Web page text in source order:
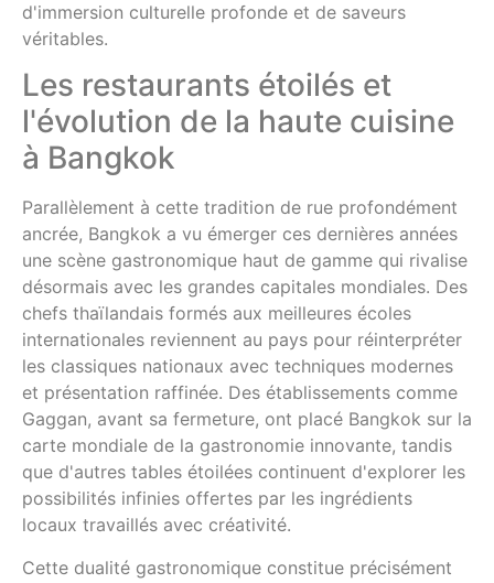
d'immersion culturelle profonde et de saveurs
véritables.
Les restaurants étoilés et
l'évolution de la haute cuisine
à Bangkok
Parallèlement à cette tradition de rue profondément
ancrée, Bangkok a vu émerger ces dernières années
une scène gastronomique haut de gamme qui rivalise
désormais avec les grandes capitales mondiales. Des
chefs thaïlandais formés aux meilleures écoles
internationales reviennent au pays pour réinterpréter
les classiques nationaux avec techniques modernes
et présentation raffinée. Des établissements comme
Gaggan, avant sa fermeture, ont placé Bangkok sur la
carte mondiale de la gastronomie innovante, tandis
que d'autres tables étoilées continuent d'explorer les
possibilités infinies offertes par les ingrédients
locaux travaillés avec créativité.
Cette dualité gastronomique constitue précisément